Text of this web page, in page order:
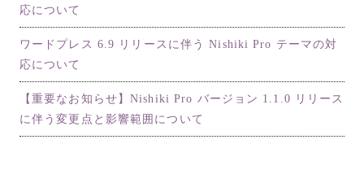
応について
ワードプレス 6.9 リリースに伴う Nishiki Pro テーマの対
応について
【重要なお知らせ】Nishiki Pro バージョン 1.1.0 リリース
に伴う変更点と影響範囲について